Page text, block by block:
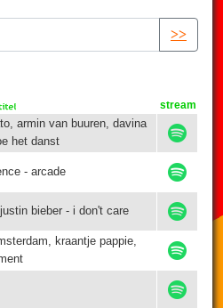
>>
stream
armin van buuren, davina
het danst
- arcade
bieber - i don't care
kraantje pappie,